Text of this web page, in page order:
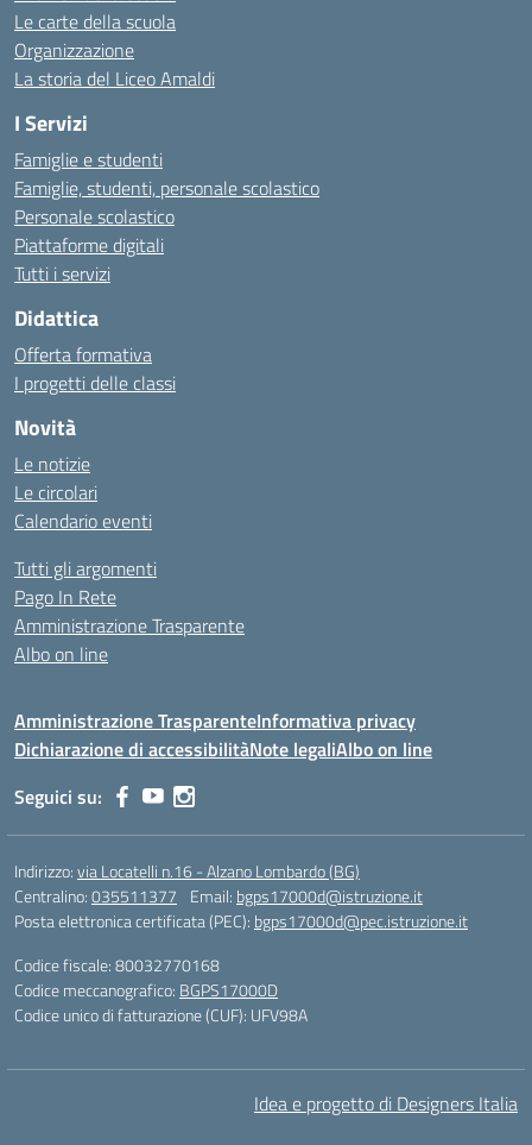
Le carte della scuola
Organizzazione
La storia del Liceo Amaldi
I Servizi
Famiglie e studenti
Famiglie, studenti, personale scolastico
Personale scolastico
Piattaforme digitali
Tutti i servizi
Didattica
Offerta formativa
I progetti delle classi
Novità
Le notizie
Le circolari
Calendario eventi
Tutti gli argomenti
Pago In Rete
Amministrazione Trasparente
Albo on line
Amministrazione TrasparenteInformativa privacy
Dichiarazione di accessibilitàNote legaliAlbo on line
Seguici su:
Indirizzo:via Locatelli n.16 - Alzano Lombardo (BG)
Centralino:035511377 Email: bgps17000d@istruzione.it
Posta elettronica certificata (PEC): bgps17000d@pec.istruzione.it
Codice fiscale: 80032770168
Codice meccanografico: BGPS17000D
Codice unico di fatturazione (CUF): UFV98A
Idea e progetto di Designers Italia